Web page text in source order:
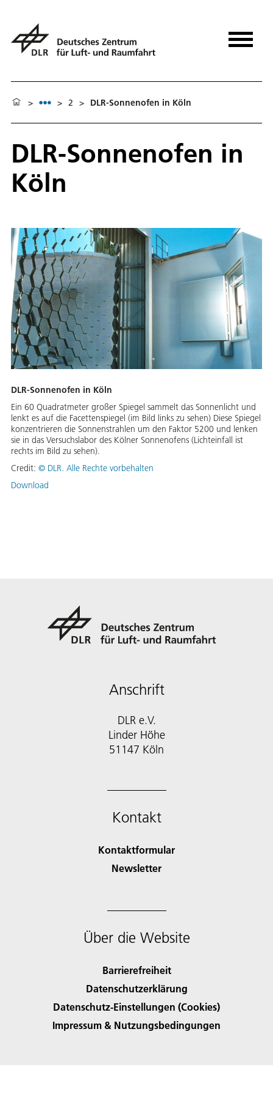
> > 2 > DLR-Sonnenofen in Köln
DLR-Sonnenofen in
Köln
DLR-Sonnenofen in Köln
Ein 60 Quadratmeter großer Spiegel sammelt das Sonnenlicht und
lenkt es auf die Facettenspiegel (im Bild links zu sehen) Diese Spiegel
konzentrieren die Sonnenstrahlen um den Faktor 5200 und lenken
sie in das Versuchslabor des Kölner Sonnenofens (Lichteinfall ist
rechts im Bild zu sehen).
Credit: © DLR. Alle Rechte vorbehalten
Download
Anschrift
DLR e.V.
Linder Höhe
51147 Köln
Kontakt
Kontaktformular
Newsletter
Über die Website
Barrierefreiheit
Datenschutzerklärung
Datenschutz-Einstellungen (Cookies)
Impressum & Nutzungsbedingungen